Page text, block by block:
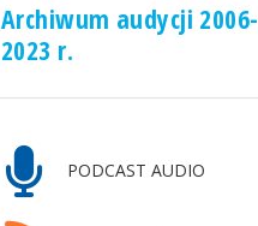
Archiwum audycji 2006-
2023 r.
PODCAST AUDIO